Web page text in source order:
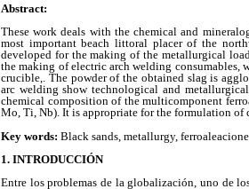
Abstract:
These work deals with the chemical and
most important beach littoral placer of the
developed for the making of the metallurgical
the making of electric arch welding consumables,
crucible,. The powder of the obtained slag is
arc welding show technological and
chemical composition of the multicomponent
Mo, Ti, Nb). It is appropriate for the formulation of
Key words: Black sands, metallurgy,
1. INTRODUCCIÓN
Entre los problemas de la globalización, uno de